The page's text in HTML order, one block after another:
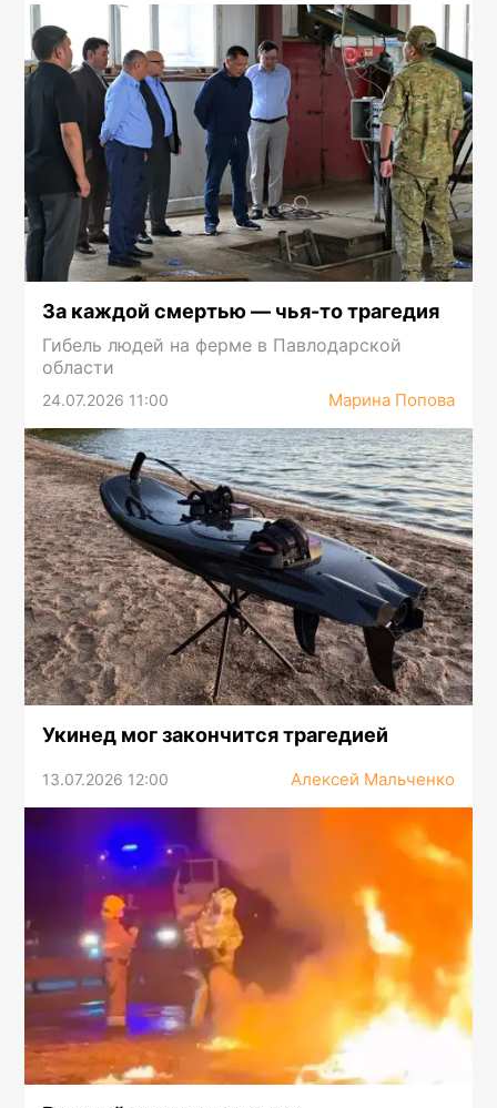
За каждой смертью — чья-то трагедия
Гибель людей на ферме в Павлодарской
области
24.07.2026 11:00 Марина Попова
Укинед мог закончится трагедией
13.07.2026 12:00 Алексей Мальченко